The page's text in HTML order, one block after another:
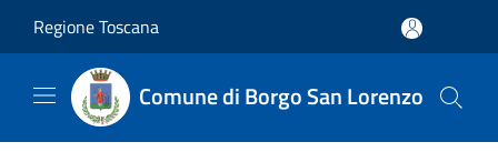
Regione Toscana
Comune di Borgo San Lorenzo